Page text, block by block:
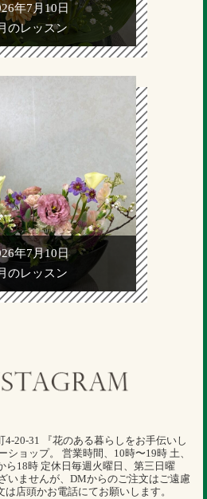
年7月10日
のレッスン
年7月10日
のレッスン
4-20-31 『花のある暮らしをお手伝いし
ショップ。 営業時間、10時〜19時 土、
ら18時 定休日毎週火曜日、第三日曜
いませんが、DMからのご注文はご遠慮
店頭かお電話にてお願いします。